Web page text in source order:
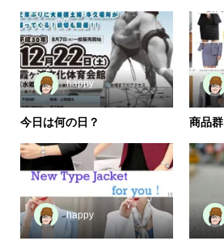
happy
今日は何の日？ 商品群
happy